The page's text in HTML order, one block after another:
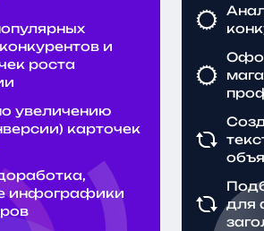
и
роста
увеличению
карточек
инфографики
для